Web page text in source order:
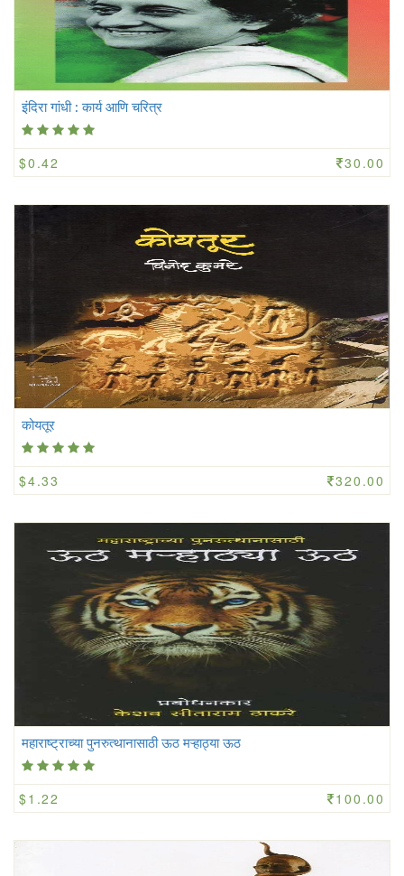
इंदिरा गांधी : कार्य आणि चरित्र
$0.42 30.00
कोयतूर
$4.33 320.00
महाराष्ट्राच्या पुनरुत्थानासाठी ऊठ मऱ्हाठ्या ऊठ
$1.22 100.00